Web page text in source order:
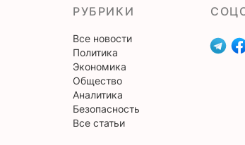
РУБРИКИ
Все новости
Политика
Экономика
Общество
Аналитика
Безопасность
Все статьи